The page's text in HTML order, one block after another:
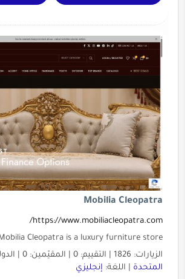
Mobilia Cleopatra
https://www.mobiliacleopatra.com/
Mobilia Cleopatra is a luxury furniture store
الزيارات: 1826 | التقييم: 0 | المقيّمين: 0 | الدولة:
المتحدة| اللغة: إنجليزي